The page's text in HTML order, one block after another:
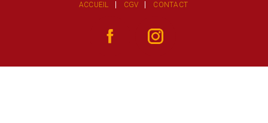
ACCUEIL CGV CONTACT